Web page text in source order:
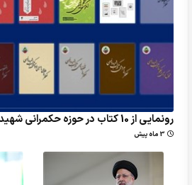
رونمایی از 10 کتاب در حوزه حکمرانی شهید رئیسی
3 ماه پیش